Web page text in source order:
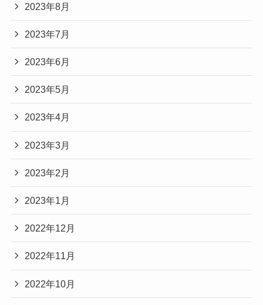
2023年8月
2023年7月
2023年6月
2023年5月
2023年4月
2023年3月
2023年2月
2023年1月
2022年12月
2022年11月
2022年10月